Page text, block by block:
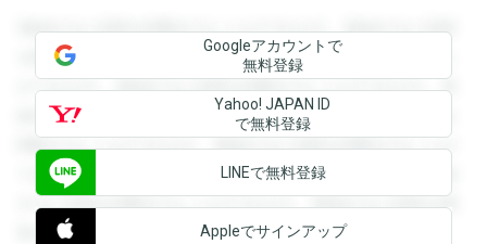
登録すると回答を閲覧することができます。登録すると回答
を閲覧することができます。登録すると回答を閲覧すること
ができます。登録すると回答を閲覧することができます。登
録すると回答を閲覧することができます。登録すると回答を
閲覧することができます。登録すると回答を閲覧することが
できます。登録すると回答を閲覧することができます。登録
すると回答を閲覧することができます。登録すると回答を閲
覧することができます。
Googleアカウントで
無料登録
Yahoo! JAPAN ID
で無料登録
LINEで無料登録
Appleでサインアップ